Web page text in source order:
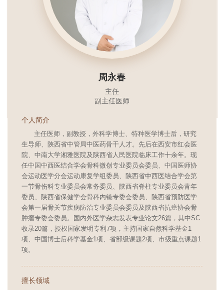
周永春
主任
副主任医师
个人简介
主任医师，副教授，外科学博士、特种医学博士后，研究
生导师、陕西省中管局中医药骨干人才。先后在西安市红会医
院、中南大学湘雅医院及陕西省人民医院临床工作十余年。现
任中国中西医结合学会骨科微创专业委员会委员、中国医师协
会运动医学分会运动康复学组委员、陕西省中西医结合学会第
一节骨伤科专业委员会常务委员、陕西省脊柱专业委员会青年
委员、陕西省保健学会骨科内镜专委会委员、陕西省预防医学
会第一届骨关节疾病防治专业委员会委员及陕西省抗癌协会骨
肿瘤专委会委员。国内外医学杂志发表专业论文26篇，其中SC
收录20篇，授权国家发明专利7项，主持国家自然科学基金1
项、中国博士后科学基金1项、省部级课题2项、市级重点课题1
项。
擅长领域